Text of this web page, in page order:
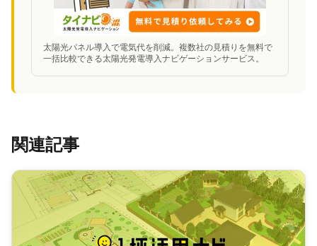
太陽光パネル導入で電気代を削減。複数社の見積りを無料で
一括比較できる太陽光発電導入ナビゲーションサービス。
関連記事